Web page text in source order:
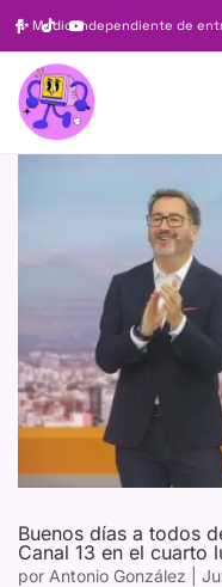
✨ Medio independiente de
Buenos días a todos
Canal 13 en el cuarto
por Antonio González